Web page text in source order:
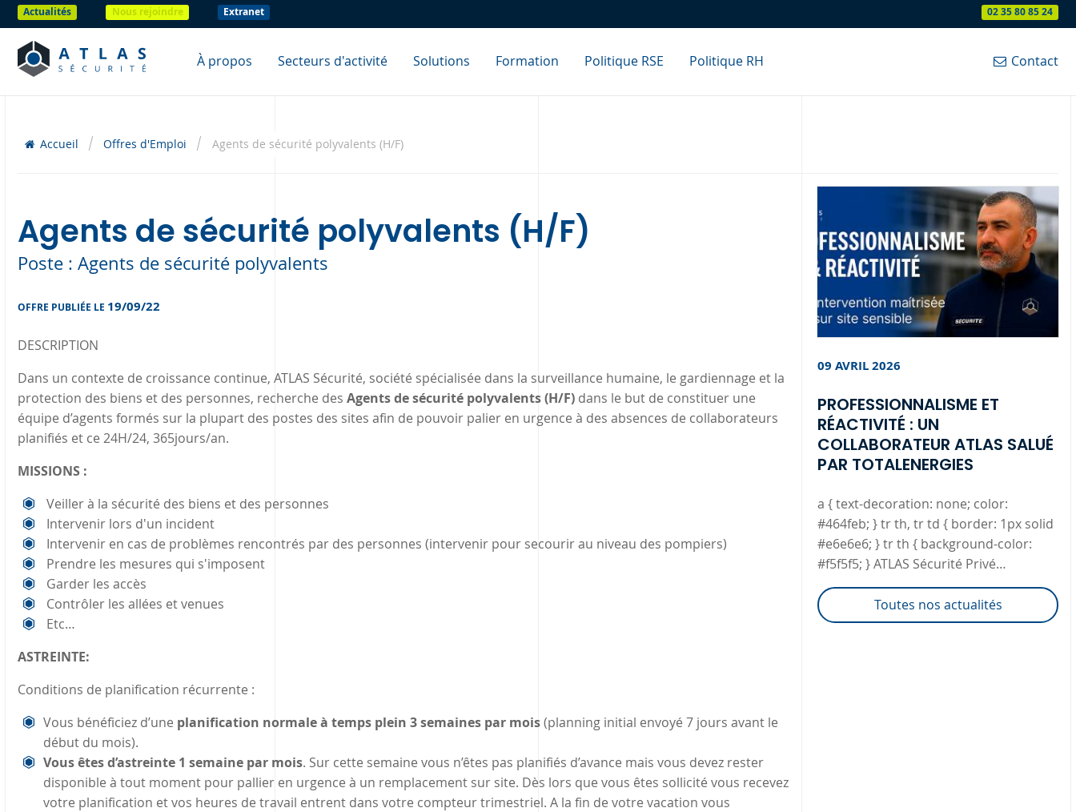
Actualités Nous rejoindre Extranet 02 35 80 85 24
À propos Secteurs d'activité Solutions Formation Politique RSE Contact
Politique RH
Accueil Offres d'Emploi Agents de sécurité polyvalents (H/F)
Agents de sécurité polyvalents (H/F)
Poste : Agents de sécurité polyvalents
OFFRE PUBLIÉE LE 19/09/22
DESCRIPTION
Dans un contexte de croissance continue, ATLAS Sécurité, société spécialisée dans la surveillance humaine, le gardiennage et la
protection des biens et des personnes, recherche des Agents de sécurité polyvalents (H/F) dans le but de constituer une
équipe d’agents formés sur la plupart des postes des sites afin de pouvoir palier en urgence à des absences de collaborateurs
planifiés et ce 24H/24, 365jours/an.
MISSIONS :
Veiller à la sécurité des biens et des personnes
Intervenir lors d'un incident
Intervenir en cas de problèmes rencontrés par des personnes (intervenir pour secourir au niveau des pompiers)
Prendre les mesures qui s'imposent
Garder les accès
Contrôler les allées et venues
Etc…
ASTREINTE:
Conditions de planification récurrente :
Vous bénéficiez d’une planification normale à temps plein 3 semaines par mois(planning initial envoyé 7 jours avant le
début du mois).
Vous êtes d’astreinte 1 semaine par mois. Sur cette semaine vous n’êtes pas planifiés d’avance mais vous devez rester
disponible à tout moment pour pallier en urgence à un remplacement sur site. Dès lors que vous êtes sollicité vous recevez
votre planification et vos heures de travail entrent dans votre compteur trimestriel. A la fin de votre vacation vous
09 AVRIL 2026
PROFESSIONNALISME ET
RÉACTIVITÉ : UN
COLLABORATEUR ATLAS SALUÉ
PAR TOTALENERGIES
a { text-decoration: none; color:
#464feb; } tr th, tr td { border: 1px solid
#e6e6e6; } tr th { background-color:
#f5f5f5; } ATLAS Sécurité Privé…
Toutes nos actualités